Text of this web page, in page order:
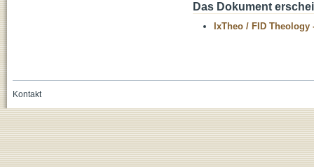
Das Dokument
IxTheo / FID Theology
Kontakt